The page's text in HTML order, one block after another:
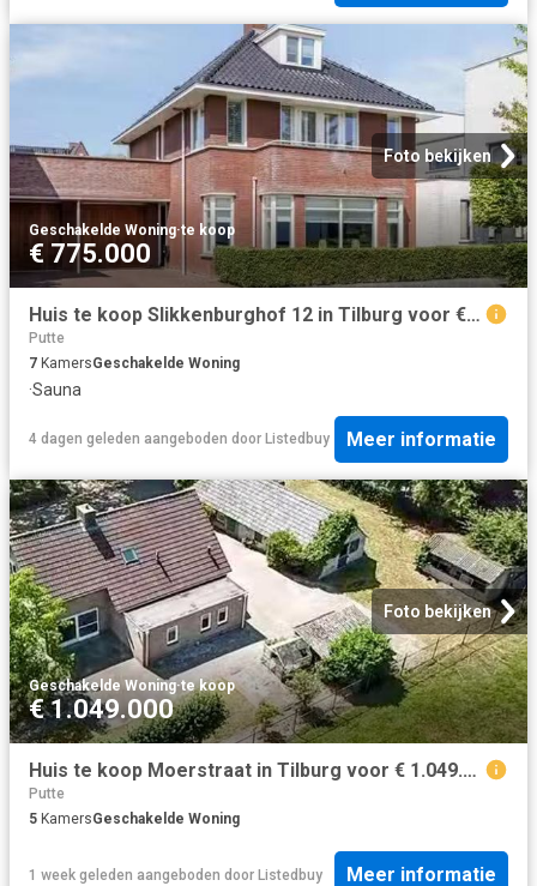
Foto bekijken
Geschakelde Woning·te koop
€ 775.000
Huis te koop Slikkenburghof 12 in Tilburg voor € 775.000
Putte
7 KamersGeschakelde Woning
·Sauna
4 dagen geleden aangeboden door Listedbuy Meer informatie
Foto bekijken
Geschakelde Woning·te koop
€ 1.049.000
Huis te koop Moerstraat in Tilburg voor € 1.049.000
Putte
5 KamersGeschakelde Woning
1 week geleden aangeboden door Listedbuy Meer informatie